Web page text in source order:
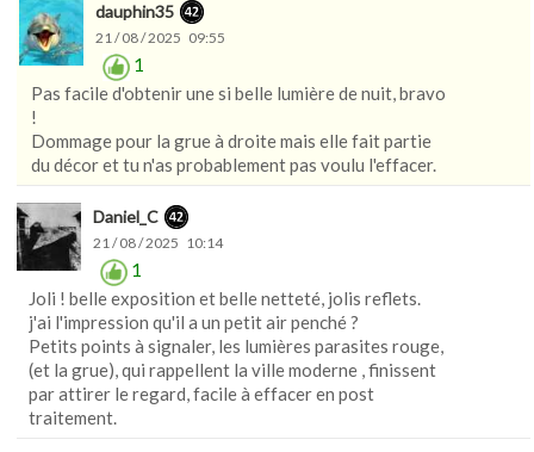
dauphin35
21 / 08 / 2025 09:55
1
Pas facile d'obtenir une si belle lumière de nuit, bravo
!
Dommage pour la grue à droite mais elle fait partie
du décor et tu n'as probablement pas voulu l'effacer.
Daniel_C
21 / 08 / 2025 10:14
1
Joli ! belle exposition et belle netteté, jolis reflets.
j'ai l'impression qu'il a un petit air penché ?
Petits points à signaler, les lumières parasites rouge,
(et la grue), qui rappellent la ville moderne , finissent
par attirer le regard, facile à effacer en post
traitement.